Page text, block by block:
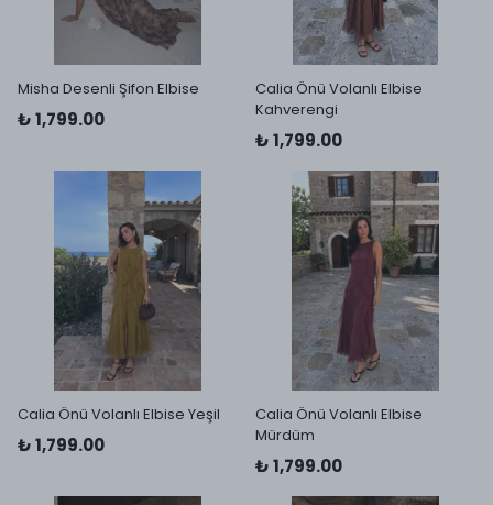
Misha Desenli Şifon Elbise
₺ 1,799.00
Calia Önü Volanlı Elbise
Kahverengi
₺ 1,799.00
Calia Önü Volanlı Elbise Yeşil
₺ 1,799.00
Calia Önü Volanlı Elbise
Mürdüm
₺ 1,799.00